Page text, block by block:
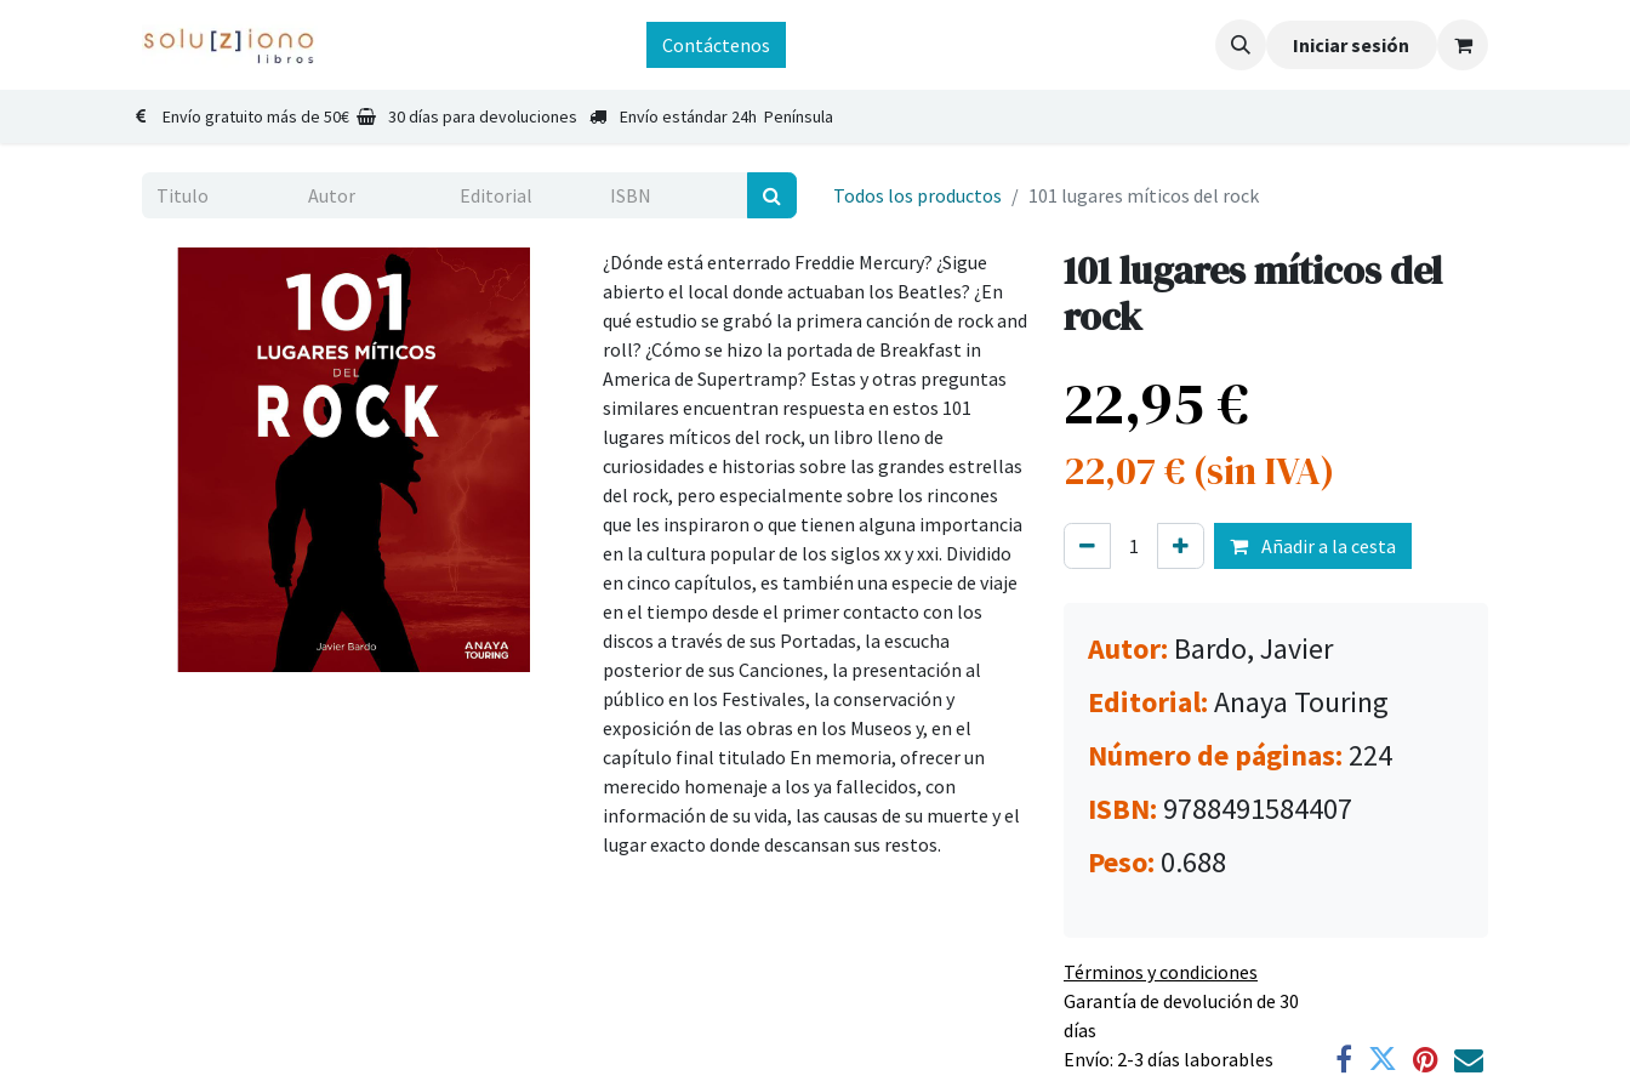
Contáctenos Iniciar sesión
Envío gratuito más de 50€ 30 días para devoluciones Envío estándar 24h Península
Todos los productos 101 lugares míticos del rock
¿Dónde está enterrado Freddie Mercury? ¿Sigue
abierto el local donde actuaban los Beatles? ¿En
qué estudio se grabó la primera canción de rock and
roll? ¿Cómo se hizo la portada de Breakfast in
America de Supertramp? Estas y otras preguntas
similares encuentran respuesta en estos 101
lugares míticos del rock, un libro lleno de
curiosidades e historias sobre las grandes estrellas
del rock, pero especialmente sobre los rincones
que les inspiraron o que tienen alguna importancia
en la cultura popular de los siglos xx y xxi. Dividido
en cinco capítulos, es también una especie de viaje
en el tiempo desde el primer contacto con los
discos a través de sus Portadas, la escucha
posterior de sus Canciones, la presentación al
público en los Festivales, la conservación y
exposición de las obras en los Museos y, en el
capítulo final titulado En memoria, ofrecer un
merecido homenaje a los ya fallecidos, con
información de su vida, las causas de su muerte y el
lugar exacto donde descansan sus restos.
101 lugares míticos del
rock
22,95€
22,07€ (sin IVA)
Añadir a la cesta
Autor: Bardo, Javier
Editorial:Anaya Touring
Número de páginas: 224
ISBN: 9788491584407
Peso: 0.688
Términos y condiciones
Garantía de devolución de 30
días
Envío: 2-3 días laborables